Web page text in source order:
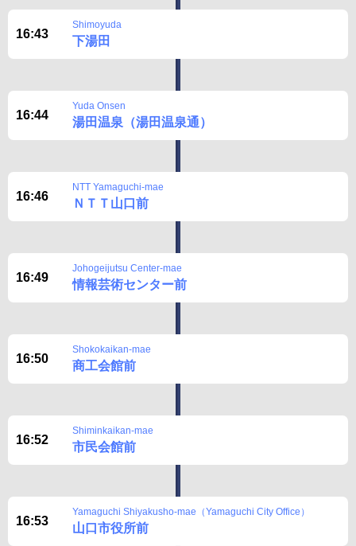
16:43
Shimoyuda
下湯田
16:44
Yuda Onsen
湯田温泉（湯田温泉通）
16:46
NTT Yamaguchi-mae
ＮＴＴ山口前
16:49
Johogeijutsu Center-mae
情報芸術センター前
16:50
Shokokaikan-mae
商工会館前
16:52
Shiminkaikan-mae
市民会館前
16:53
Yamaguchi Shiyakusho-mae（Yamaguchi City Office）
山口市役所前